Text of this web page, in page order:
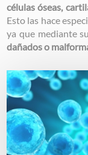
células óseas,
Esto las hace
ya que mediante
dañados o
Image